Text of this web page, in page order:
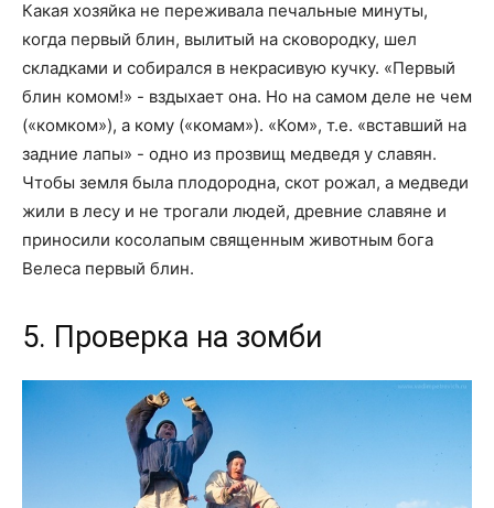
Какая хозяйка не переживала печальные минуты,
когда первый блин, вылитый на сковородку, шел
складками и собирался в некрасивую кучку. «Первый
блин комом!» - вздыхает она. Но на самом деле не чем
(«комком»), а кому («комам»). «Ком», т.е. «вставший на
задние лапы» - одно из прозвищ медведя у славян.
Чтобы земля была плодородна, скот рожал, а медведи
жили в лесу и не трогали людей, древние славяне и
приносили косолапым священным животным бога
Велеса первый блин.
5. Проверка на зомби